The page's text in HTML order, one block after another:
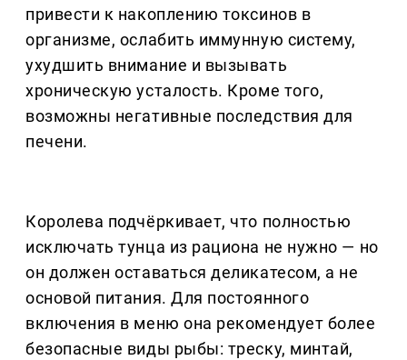
привести к накоплению токсинов в
организме, ослабить иммунную систему,
ухудшить внимание и вызывать
хроническую усталость. Кроме того,
возможны негативные последствия для
печени.
Королева подчёркивает, что полностью
исключать тунца из рациона не нужно — но
он должен оставаться деликатесом, а не
основой питания. Для постоянного
включения в меню она рекомендует более
безопасные виды рыбы: треску, минтай,